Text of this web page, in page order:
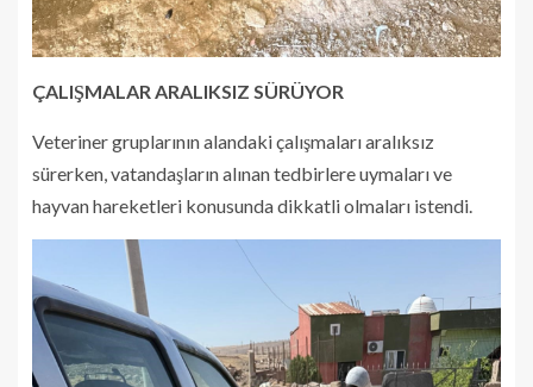
ÇALIŞMALAR ARALIKSIZ SÜRÜYOR
Veteriner gruplarının alandaki çalışmaları aralıksız
sürerken, vatandaşların alınan tedbirlere uymaları ve
hayvan hareketleri konusunda dikkatli olmaları istendi.